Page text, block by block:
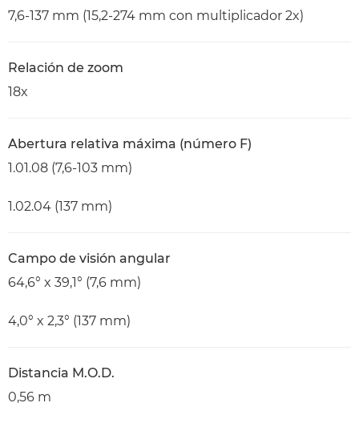
7,6-137 mm (15,2-274 mm con multiplicador 2x)
Relación de zoom
18x
Abertura relativa máxima (número F)
1.01.08 (7,6-103 mm)
1.02.04 (137 mm)
Campo de visión angular
64,6° x 39,1° (7,6 mm)
4,0° x 2,3° (137 mm)
Distancia M.O.D.
0,56 m